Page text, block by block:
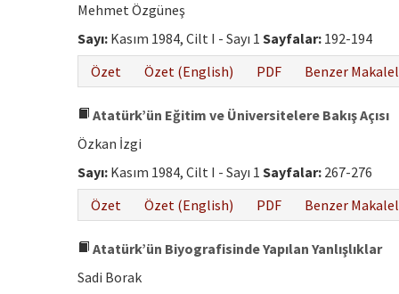
Mehmet Özgüneş
Sayı: Kasım 1984, Cilt I - Sayı 1 Sayfalar: 192-194
Özet
Özet (English) PDF Benzer
Atatürk’ün Eğitim ve Üniversitelere Bakış Açısı
Özkan İzgi
Sayı: Kasım 1984, Cilt I - Sayı 1 Sayfalar: 267-276
Özet
Özet (English) PDF Benzer
Atatürk’ün Biyografisinde Yapılan Yanlışlıklar
Sadi Borak